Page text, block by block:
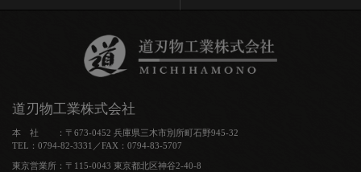
道刃物工業株式会社
本 社 ：〒673-0452 兵庫県三木市別所町石野945-32
TEL：0794-82-3331／FAX：0794-83-5707
東京営業所：〒115-0043 東京都北区神谷2-40-8